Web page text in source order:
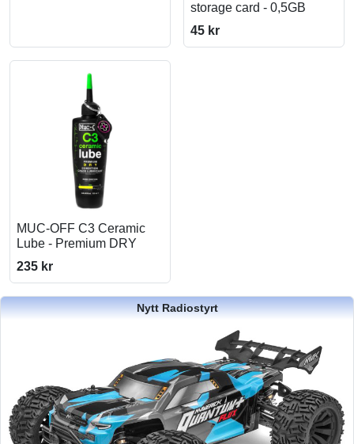
storage card - 0,5GB
45 kr
MUC-OFF C3 Ceramic
Lube - Premium DRY
235 kr
Nytt Radiostyrt